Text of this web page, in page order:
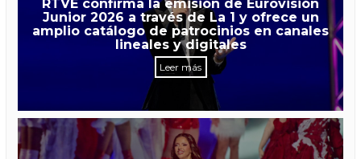
RTVE confirma la emisión de Eurovisión
Junior 2026 a través de La 1 y ofrece un
amplio catálogo de patrocinios en canales
lineales y digitales
Leer más